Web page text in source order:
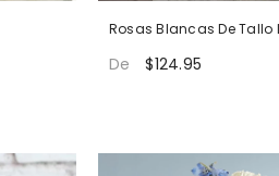
Rosas Blancas De Tallo
Tribute Premium
De $124.95